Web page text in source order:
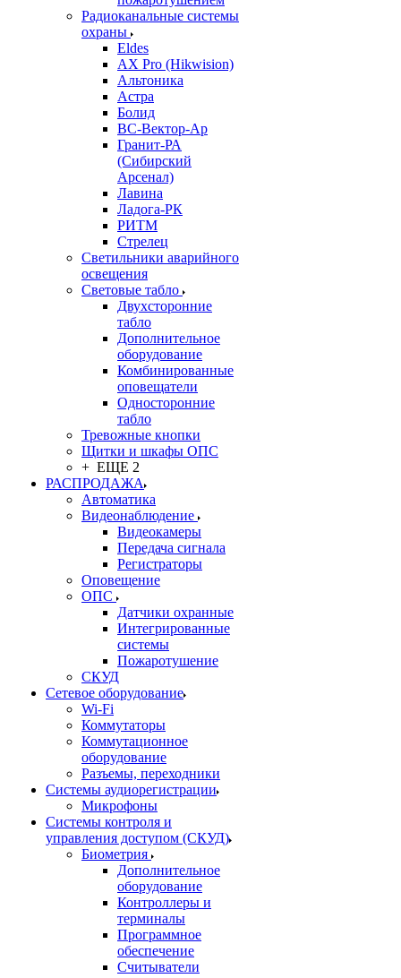
Радиоканальные системы
охраны
Eldes
AX Pro (Hikwision)
Альтоника
Астра
Болид
ВС-Вектор-Ар
Гранит-РА
(Сибирский
Арсенал)
Лавина
Ладога-РК
РИТМ
Стрелец
Светильники аварийного
освещения
Световые табло
Двухсторонние
табло
Дополнительное
оборудование
Комбинированные
оповещатели
Односторонние
табло
Тревожные кнопки
Щитки и шкафы ОПС
+ ЕЩЕ 2
РАСПРОДАЖА
Автоматика
Видеонаблюдение
Видеокамеры
Передача сигнала
Регистраторы
Оповещение
ОПС
Датчики охранные
Интегрированные
системы
Пожаротушение
СКУД
Сетевое оборудование
Wi-Fi
Коммутаторы
Коммутационное
оборудование
Разъемы, переходники
Системы аудиорегистрации
Микрофоны
Системы контроля и
управления доступом (СКУД)
Биометрия
Дополнительное
оборудование
Контроллеры и
терминалы
Программное
обеспечение
Считыватели